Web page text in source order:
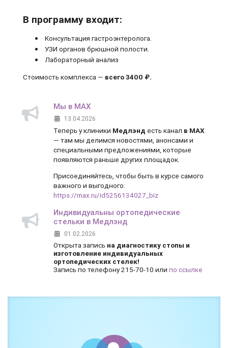
В программу входит:
Консультация гастроэнтеролога.
УЗИ органов брюшной полости.
Лабораторный анализ
Стоимость комплекса — всего 3400 ₽.
Мы в MAX
13.04.2026
Теперь у клиники Медлэнд есть канал в MAX
— там мы делимся новостями, анонсами и
специальными предложениями, которые
появляются раньше других площадок.
Присоединяйтесь, чтобы быть в курсе самого
важного и выгодного:
https://max.ru/id5256134027_biz
Индивидуальны ортопедические
стельки в Медлэнд
01.02.2026
Открыта запись на диагностику стопы и
изготовление индивидуальных
ортопедических стелек!
Запись по телефону 215-70-10 или по ссылке